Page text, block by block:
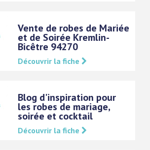
Vente de robes de Mariée
et de Soirée Kremlin-
Bicêtre 94270
Découvrir la fiche
Blog d'inspiration pour
les robes de mariage,
soirée et cocktail
Découvrir la fiche